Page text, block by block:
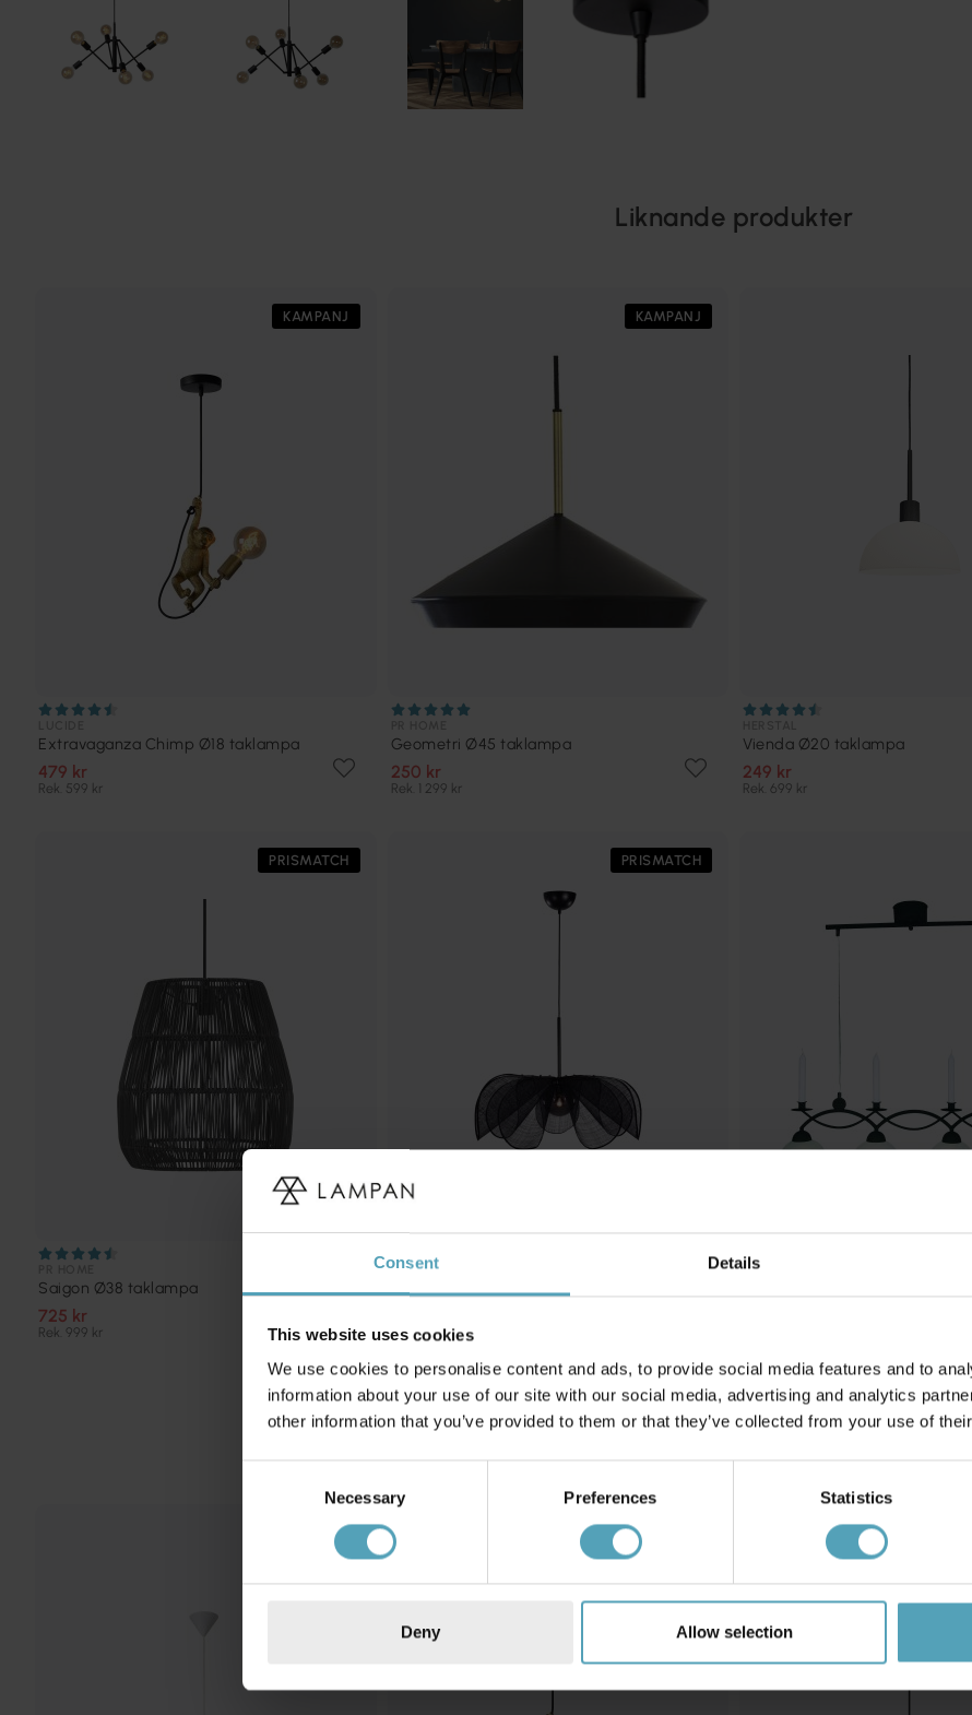
Consent Details
This website uses cookies
We use cookies to personalise content and ads, to provide social media features and to
information about your use of our site with our social media, advertising and analytics
other information that you’ve provided to them or that they’ve collected from your use of
Necessary Preferences Statistics
Deny Allow selection
Liknande produkter
KAMPANJ
Extravaganza Chimp Ø18 taklampa
479 kr
Rek. 599 kr
KAMPANJ
Geometri Ø45 taklampa
250 kr
Rek. 1 299 kr
Vienda Ø20 taklampa
249 kr
Rek. 699 kr
PRISMATCH
Saigon Ø38 taklampa
725 kr
Rek. 999 kr
PRISMATCH
MARKSLÖJD
Rek. 3 499 kr
COTTEX
Andra köpte även
KAMPANJ KAMPANJ